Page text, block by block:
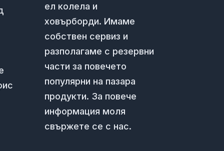
ел колела и
ховърборди. Имаме
собствен сервиз и
разполагаме с резервни
части за повечето
популярни на пазара
продукти. За повече
информация моля
свържете се с нас.